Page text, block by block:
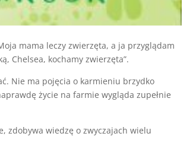
mama leczy zwierzęta, a ja przyglądam
Chelsea, kochamy zwierzęta”.
Nie ma pojęcia o karmieniu brzydko
życie na farmie wygląda zupełnie
zdobywa wiedzę o zwyczajach wielu